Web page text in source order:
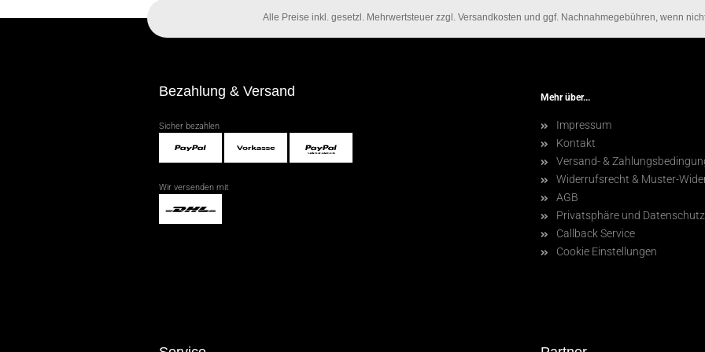
Alle Preise inkl. gesetzl. Mehrwertsteuer zzgl. Versandkosten und ggf. Nachnahmegebühren, wenn
Bezahlung & Versand
Sicher bezahlen
Wir versenden mit
Mehr über...
Impressum
Kontakt
Versand- &
Widerrufsrecht & Muster-
AGB
Privatsphäre und Datenschutz
Callback Service
Cookie Einstellungen